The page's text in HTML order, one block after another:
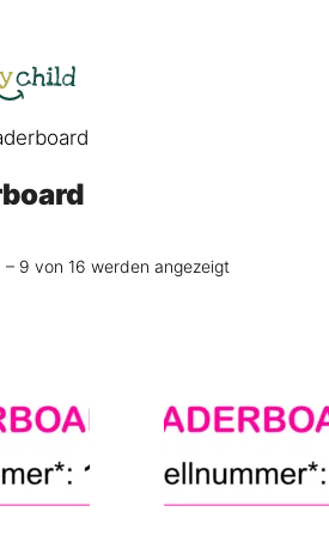
– 9 von 16 werden angezeigt